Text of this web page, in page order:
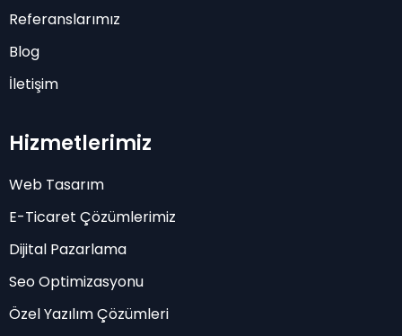
Referanslarımız
Blog
İletişim
Hizmetlerimiz
Web Tasarım
E-Ticaret Çözümlerimiz
Dijital Pazarlama
Seo Optimizasyonu
Özel Yazılım Çözümleri